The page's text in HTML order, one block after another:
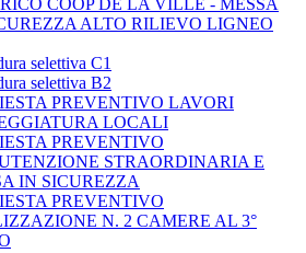
COOP DE LA VILLE - MESSA
ALTO RILIEVO LIGNEO
selettiva C1
selettiva B2
PREVENTIVO LAVORI
LOCALI
PREVENTIVO
STRAORDINARIA E
IN SICUREZZA
PREVENTIVO
N. 2 CAMERE AL 3°